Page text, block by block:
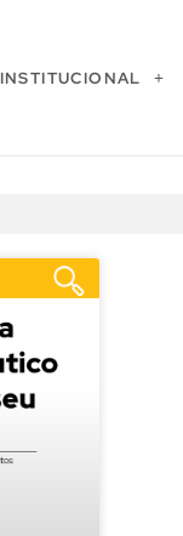
INSTITUCIONAL